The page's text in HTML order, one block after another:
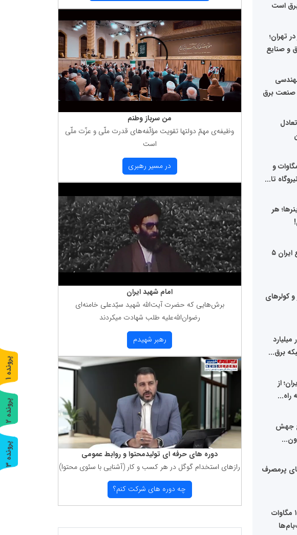
است
تهران؛
و صنایع
صنعت برق
تقاضا معادل ۴٬۰۰۰ مگاوات و
هر
مصرف انرژی در برخی صنایع ایران ۵
کولرهای
و تزریق ۴۰ هزار میلیارد
از
راه...
جهش
پرمصرف
برنامه تهران برای نصب ۱۵۰۰ مگاوات
من سرباز وطنم
وظیفه‌ی مهمّ دولتها تقویت مؤلّفه‌های قدرت ملّی و عزّت ملّی
است
در مسیر رهبری
امام شهید ایران
برش‌هایی كه حضرت آیت‌الله شهید سیّدعلی خامنه‌ای
رضوان‌الله‌علیه طلب شهادت میكردند
رهبر شهیدم
دوره های حرفه ای تولیدمحتوا و روابط عمومی
رازهای استخدام گوگل در هر كسب و كار (آشنایی با سئوی محتوا)
چه دوره های شركت كنم؟
پ
ر
و
ن
د
ه
1
پ
ر
و
ن
د
ه
2
پ
ر
و
ن
د
ه
3